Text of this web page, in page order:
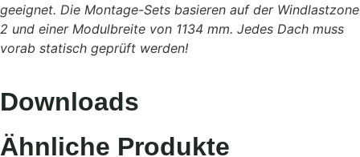
geeignet. Die Montage-Sets basieren auf der Windlastzone
2 und einer Modulbreite von 1134 mm. Jedes Dach muss
vorab statisch geprüft werden!
Downloads
Ähnliche Produkte